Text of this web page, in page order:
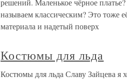
решений. Маленькое чёрное
называем классическим? Это
материала и надетый поверх
Костюмы для льда
Костюмы для льда Славу Зайцева я